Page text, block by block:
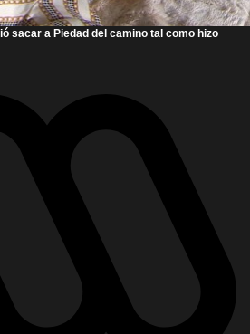
sacar a Piedad del camino tal como hizo